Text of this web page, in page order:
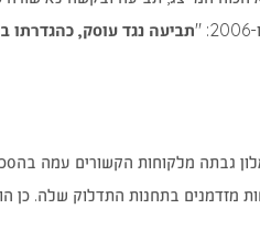
" תביעה נגד עוסק, כהגדרתו
גבתה מלקוחות הקשורים עמה
מזדמנים בתחנות התדלוק שלה. כן